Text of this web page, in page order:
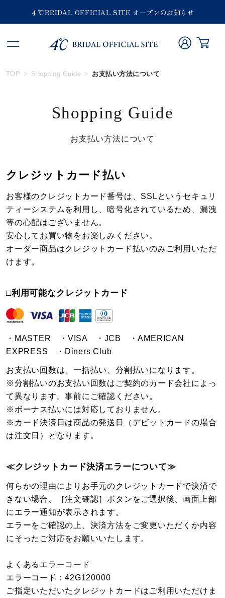
４℃BRIDAL OFFICIAL SITE オープンのお知らせ
TOP Shopping Guide お支払い方法について
Shopping Guide
お支払い方法について
クレジットカード払い
お客様のクレジットカード番号は、SSLというセキュリ
ティーシステムを利用し、暗号化されているため、漏洩
等の心配はございません。
安心してお買い物をお楽しみください。
オーダー商品はクレジットカード払いのみご利用いただ
けます。
□利用可能なクレジットカード
・MASTER ・VISA ・JCB ・AMERICAN
EXPRESS ・Diners Club
お支払い回数は、一括払い、分割払いになります。
※分割払いのお支払い回数はご契約のカード会社によっ
て異なります。事前にご確認ください。
※ボーナス払いには対応しておりません。
※カード決済日は商品の発送日（デビットカードの場合
は注文日）となります。
≪クレジットカード決済エラーについて≫
何らかの理由によりお手元のクレジットカードで決済で
きない場合、［注文確認］ボタンをご選択後、画面上部
にエラー通知が表示されます。
エラーをご確認の上、決済方法をご変更いただくか内容
にそったご対応をお願いいたします。
よくあるエラーコード
エラーコード：42G120000
ご指定いただいたクレジットカードはご利用いただけま